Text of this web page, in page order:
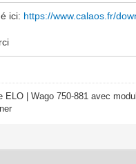
ici: https://www.calaos.fr/
| Wago 750-881 avec